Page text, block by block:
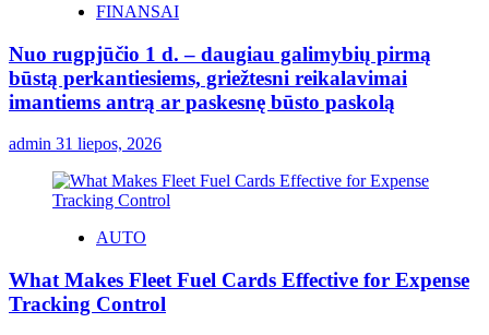
FINANSAI
Nuo rugpjūčio 1 d. – daugiau galimybių pirmą
būstą perkantiesiems, griežtesni reikalavimai
imantiems antrą ar paskesnę būsto paskolą
admin 31 liepos, 2026
AUTO
What Makes Fleet Fuel Cards Effective for Expense
Tracking Control